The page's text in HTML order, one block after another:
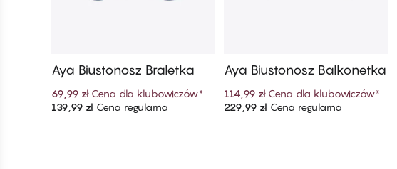
Dodaj do koszyka
Aya Biustonosz Braletka
69,99 zł Cena dla klubowiczów*
139,99 zł Cena regularna Dodaj do koszyka
Aya Biustonosz Balkonetka
114,99 zł Cena dla klubowiczów*
229,99 zł Cena regularna